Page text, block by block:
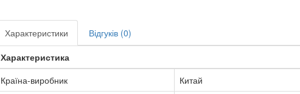
Характеристики
Відгуків (0)
Характеристика
Країна-виробник
Китай